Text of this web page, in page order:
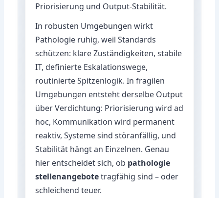
Priorisierung und Output-Stabilität.
In robusten Umgebungen wirkt
Pathologie ruhig, weil Standards
schützen: klare Zuständigkeiten, stabile
IT, definierte Eskalationswege,
routinierte Spitzenlogik. In fragilen
Umgebungen entsteht derselbe Output
über Verdichtung: Priorisierung wird ad
hoc, Kommunikation wird permanent
reaktiv, Systeme sind störanfällig, und
Stabilität hängt an Einzelnen. Genau
hier entscheidet sich, ob pathologie
stellenangebotetragfähig sind – oder
schleichend teuer.